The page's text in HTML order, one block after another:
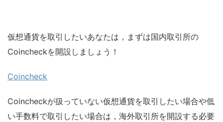
仮想通貨を取引したいあなたは，まずは国内取引所の
Coincheckを開設しましょう！
Coincheck
Coincheckが扱っていない仮想通貨を取引したい場合や低
い手数料で取引したい場合は，海外取引所を開設する必要